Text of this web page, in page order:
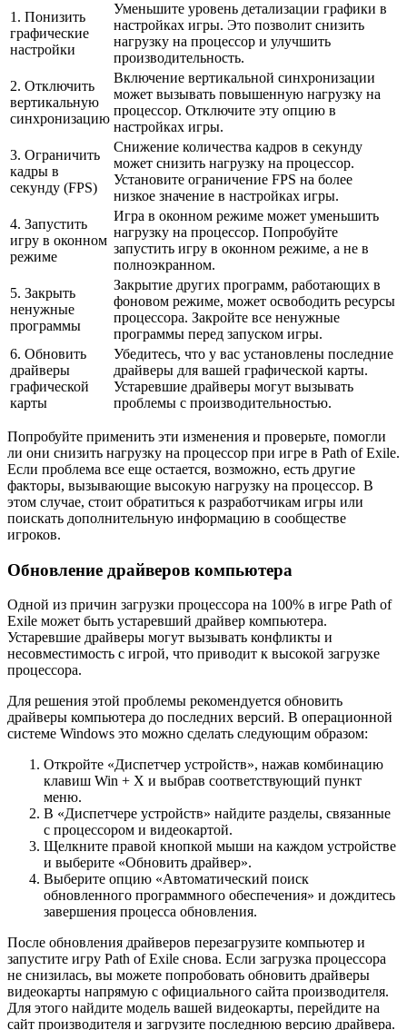
1. Понизить
графические
настройки
Уменьшите уровень детализации графики в
настройках игры. Это позволит снизить
нагрузку на процессор и улучшить
производительность.
2. Отключить
вертикальную
синхронизацию
Включение вертикальной синхронизации
может вызывать повышенную нагрузку на
процессор. Отключите эту опцию в
настройках игры.
3. Ограничить
кадры в
секунду (FPS)
Снижение количества кадров в секунду
может снизить нагрузку на процессор.
Установите ограничение FPS на более
низкое значение в настройках игры.
4. Запустить
игру в оконном
режиме
Игра в оконном режиме может уменьшить
нагрузку на процессор. Попробуйте
запустить игру в оконном режиме, а не в
полноэкранном.
5. Закрыть
ненужные
программы
Закрытие других программ, работающих в
фоновом режиме, может освободить ресурсы
процессора. Закройте все ненужные
программы перед запуском игры.
6. Обновить
драйверы
графической
карты
Убедитесь, что у вас установлены последние
драйверы для вашей графической карты.
Устаревшие драйверы могут вызывать
проблемы с производительностью.
Попробуйте применить эти изменения и проверьте, помогли
ли они снизить нагрузку на процессор при игре в Path of Exile.
Если проблема все еще остается, возможно, есть другие
факторы, вызывающие высокую нагрузку на процессор. В
этом случае, стоит обратиться к разработчикам игры или
поискать дополнительную информацию в сообществе
игроков.
Обновление драйверов компьютера
Одной из причин загрузки процессора на 100% в игре Path of
Exile может быть устаревший драйвер компьютера.
Устаревшие драйверы могут вызывать конфликты и
несовместимость с игрой, что приводит к высокой загрузке
процессора.
Для решения этой проблемы рекомендуется обновить
драйверы компьютера до последних версий. В операционной
системе Windows это можно сделать следующим образом:
Откройте «Диспетчер устройств», нажав комбинацию
клавиш Win + X и выбрав соответствующий пункт
меню.
В «Диспетчере устройств» найдите разделы, связанные
с процессором и видеокартой.
Щелкните правой кнопкой мыши на каждом устройстве
и выберите «Обновить драйвер».
Выберите опцию «Автоматический поиск
обновленного программного обеспечения» и дождитесь
завершения процесса обновления.
После обновления драйверов перезагрузите компьютер и
запустите игру Path of Exile снова. Если загрузка процессора
не снизилась, вы можете попробовать обновить драйверы
видеокарты напрямую с официального сайта производителя.
Для этого найдите модель вашей видеокарты, перейдите на
сайт производителя и загрузите последнюю версию драйвера.